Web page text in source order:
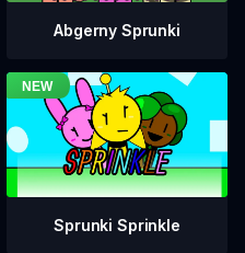
Abgerny Sprunki
Sprunki Sprinkle